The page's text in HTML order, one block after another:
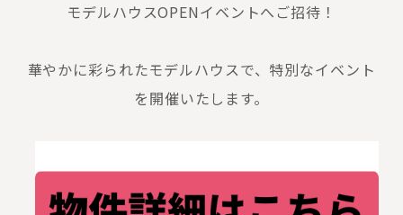
モデルハウスOPENイベントへご招待！
華やかに彩られたモデルハウスで、特別なイベント
を開催いたします。